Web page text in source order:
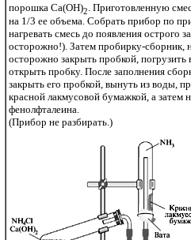
порошка Ca(OH)2 . Приготовленную
на 1/3 ее объема. Собрать прибор по
нагревать смесь до появления острого
осторожно!). Затем пробирку-сборник,
осторожно закрыть пробкой, погрузить
открыть пробку. После заполнения
закрыть его пробкой, вынуть из воды,
красной лакмусовой бумажкой, а затем
фенолфталеина.
(Прибор не разбирать.)